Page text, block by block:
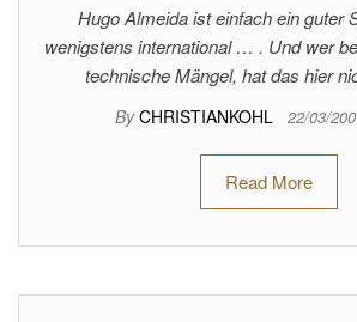
Hugo Almeida ist einfach ein guter
wenigstens international … . Und wer
technische Mängel, hat das hier
By CHRISTIANKOHL 22/03/
Read More